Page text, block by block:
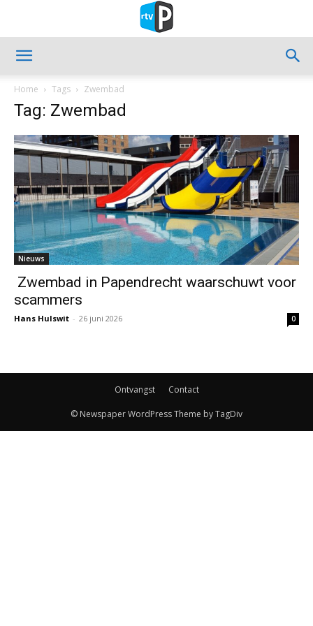
Home Tags Zwembad
Tag: Zwembad
Nieuws
Zwembad in Papendrecht waarschuwt voor
scammers
Hans Hulswit - 26 juni 2026 0
Ontvangst Contact
© Newspaper WordPress Theme by TagDiv